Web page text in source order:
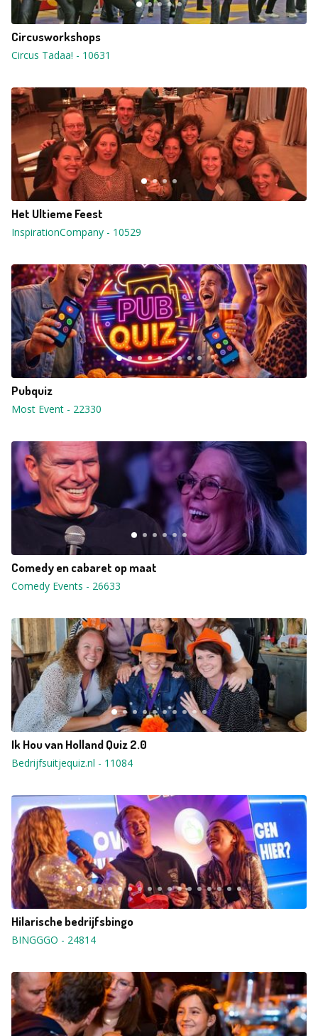
Circusworkshops
Circus Tadaa! - 10631
Het Ultieme Feest
InspirationCompany - 10529
Pubquiz
Most Event - 22330
Comedy en cabaret op maat
Comedy Events - 26633
Ik Hou van Holland Quiz 2.0
Bedrijfsuitjequiz.nl - 11084
Hilarische bedrijfsbingo
BINGGGO - 24814